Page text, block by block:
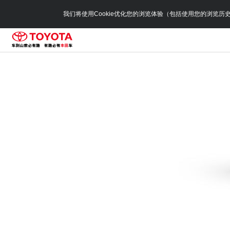
我们将使用Cookie优化您的浏览体验（包括使用您的浏览历